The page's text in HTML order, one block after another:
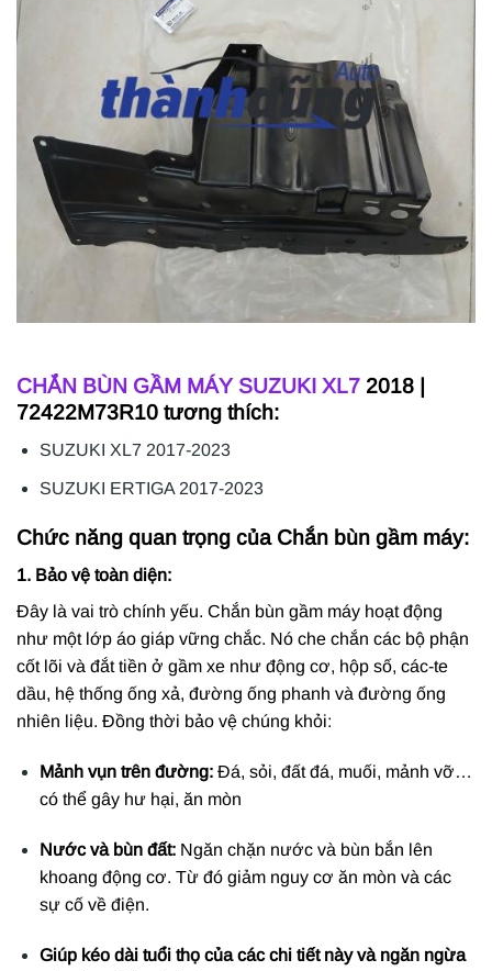
CHẮN BÙN GẦM MÁY SUZUKI XL7 2018 |
72422M73R10 tương thích:
SUZUKI XL7 2017-2023
SUZUKI ERTIGA 2017-2023
Chức năng quan trọng của Chắn bùn gầm máy:
1. Bảo vệ toàn diện:
Đây là vai trò chính yếu. Chắn bùn gầm máy hoạt động
như một lớp áo giáp vững chắc. Nó che chắn các bộ phận
cốt lõi và đắt tiền ở gầm xe như động cơ, hộp số, các-te
dầu, hệ thống ống xả, đường ống phanh và đường ống
nhiên liệu. Đồng thời bảo vệ chúng khỏi:
Mảnh vụn trên đường: Đá, sỏi, đất đá, muối, mảnh vỡ…
có thể gây hư hại, ăn mòn
Nước và bùn đất: Ngăn chặn nước và bùn bắn lên
khoang động cơ. Từ đó giảm nguy cơ ăn mòn và các
sự cố về điện.
Giúp kéo dài tuổi thọ của các chi tiết này và ngăn ngừa